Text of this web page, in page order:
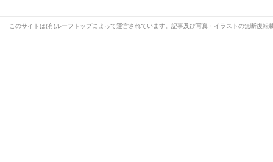
このサイトは(有)ルーフトップによって運営されています。記事及び写真・イラストの無断復転